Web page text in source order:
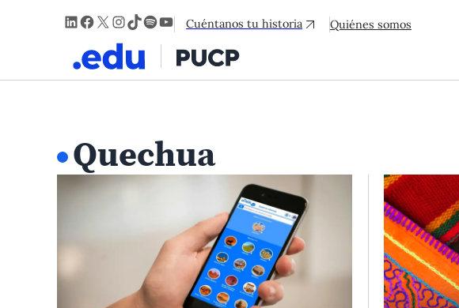
LinkedIn
Facebook
X Instagram
TikTok
Spotify
YouTube
Cuéntanos tu historia Quiénes somos
Quechua